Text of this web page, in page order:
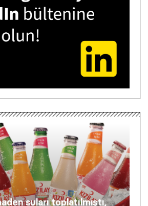
suları toplatılmıştı,